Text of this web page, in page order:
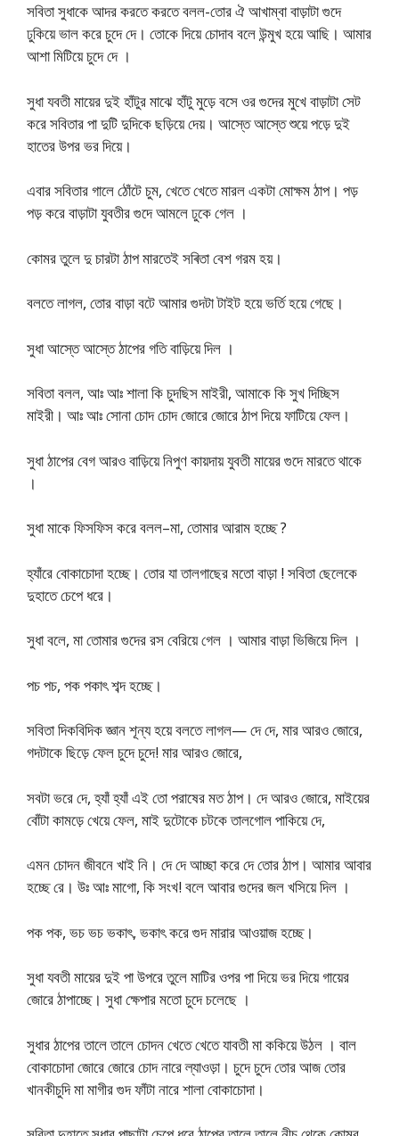
সবিতা সুধাকে আদর করতে করতে বলল-তোর ঐ আখাম্বা বাড়াটা গুদে
ঢুকিয়ে ভাল করে চুদে দে। তোকে দিয়ে চোদাব বলে উন্মুখ হয়ে আছি। আমার
আশা মিটিয়ে চুদে দে ।
সুধা যবতী মায়ের দুই হাঁটুর মাঝে হাঁটু মুড়ে বসে ওর গুদের মুখে বাড়াটা সেট
করে সবিতার পা দুটি দুদিকে ছড়িয়ে দেয়। আস্তে আস্তে শুয়ে পড়ে দুই
হাতের উপর ভর দিয়ে।
এবার সবিতার গালে ঠোঁটে চুম, খেতে খেতে মারল একটা মোক্ষম ঠাপ। পড়
পড় করে বাড়াটা যুবতীর গুদে আমলে ঢুকে গেল ।
কোমর তুলে দু চারটা ঠাপ মারতেই সৰিতা বেশ গরম হয়।
বলতে লাগল, তোর বাড়া বটে আমার গুদটা টাইট হয়ে ভর্তি হয়ে গেছে।
সুধা আস্তে আস্তে ঠাপের গতি বাড়িয়ে দিল ।
সবিতা বলল, আঃ আঃ শালা কি চুদছিস মাইরী, আমাকে কি সুখ দিচ্ছিস
মাইরী। আঃ আঃ সোনা চোদ চোদ জোরে জোরে ঠাপ দিয়ে ফাটিয়ে ফেল।
সুধা ঠাপের বেগ আরও বাড়িয়ে নিপুণ কায়দায় যুবতী মায়ের গুদে মারতে থাকে
।
সুধা মাকে ফিসফিস করে বলল–মা, তোমার আরাম হচ্ছে ?
হ্যাঁরে বোকাচোদা হচ্ছে। তোর যা তালগাছের মতো বাড়া ! সবিতা ছেলেকে
দুহাতে চেপে ধরে।
সুধা বলে, মা তোমার গুদের রস বেরিয়ে গেল । আমার বাড়া ভিজিয়ে দিল ।
পচ পচ, পক পকাৎ শব্দ হচ্ছে।
সবিতা দিকবিদিক জ্ঞান শূন্য হয়ে বলতে লাগল— দে দে, মার আরও জোরে,
গদটাকে ছিড়ে ফেল চুদে চুদে! মার আরও জোরে,
সবটা ভরে দে, হ্যাঁ হ্যাঁ এই তো পরাষের মত ঠাপ। দে আরও জোরে, মাইয়ের
বোঁটা কামড়ে খেয়ে ফেল, মাই দুটোকে চটকে তালগোল পাকিয়ে দে,
এমন চোদন জীবনে খাই নি। দে দে আচ্ছা করে দে তোর ঠাপ। আমার আবার
হচ্ছে রে। উঃ আঃ মাগো, কি সংখ! বলে আবার গুদের জল খসিয়ে দিল ।
পক পক, ভচ ভচ ভকাৎ, ভকাৎ করে গুদ মারার আওয়াজ হচ্ছে।
সুধা যবতী মায়ের দুই পা উপরে তুলে মাটির ওপর পা দিয়ে ভর দিয়ে গায়ের
জোরে ঠাপাচ্ছে। সুধা ক্ষেপার মতো চুদে চলেছে ।
সুধার ঠাপের তালে তালে চোদন খেতে খেতে যাবতী মা ককিয়ে উঠল । বাল
বোকাচোদা জোরে জোরে চোদ নারে ল্যাওড়া। চুদে চুদে তোর আজ তোর
খানকীচুদি মা মাগীর গুদ ফাঁটা নারে শালা বোকাচোদা।